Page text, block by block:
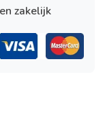
zakelijk